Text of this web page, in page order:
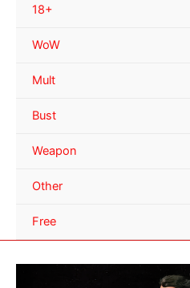
18+
WoW
Mult
Bust
Weapon
Other
Free